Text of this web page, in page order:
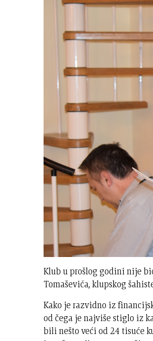
Klub u prošlog godini nije
Tomaševića, klupskog
Kako je razvidno iz
od čega je najviše stiglo iz
bili nešto veći od 24 tisuće